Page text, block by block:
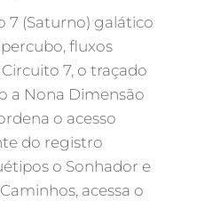
7 (Saturno) galático
fluxos
7, o traçado
a Nona Dimensão
o acesso
do registro
o Sonhador e
acessa o